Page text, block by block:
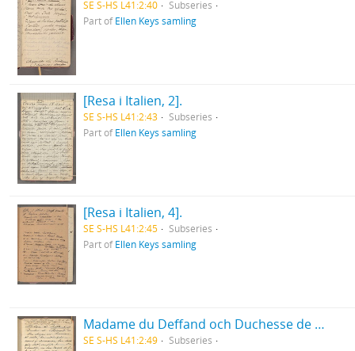
SE S-HS L41:2:40
Subseries
Part ofEllen Keys samling
[Resa i Italien, 2].
SE S-HS L41:2:43
Subseries
Part ofEllen Keys samling
[Resa i Italien, 4].
SE S-HS L41:2:45
Subseries
Part ofEllen Keys samling
Madame du Deffand och Duchesse de Choiseul [m. m.].
SE S-HS L41:2:49
Subseries